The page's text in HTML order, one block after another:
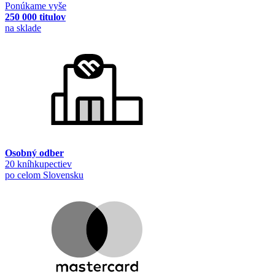
Ponúkame vyše
250 000 titulov
na sklade
Osobný odber
20 kníhkupectiev
po celom Slovensku